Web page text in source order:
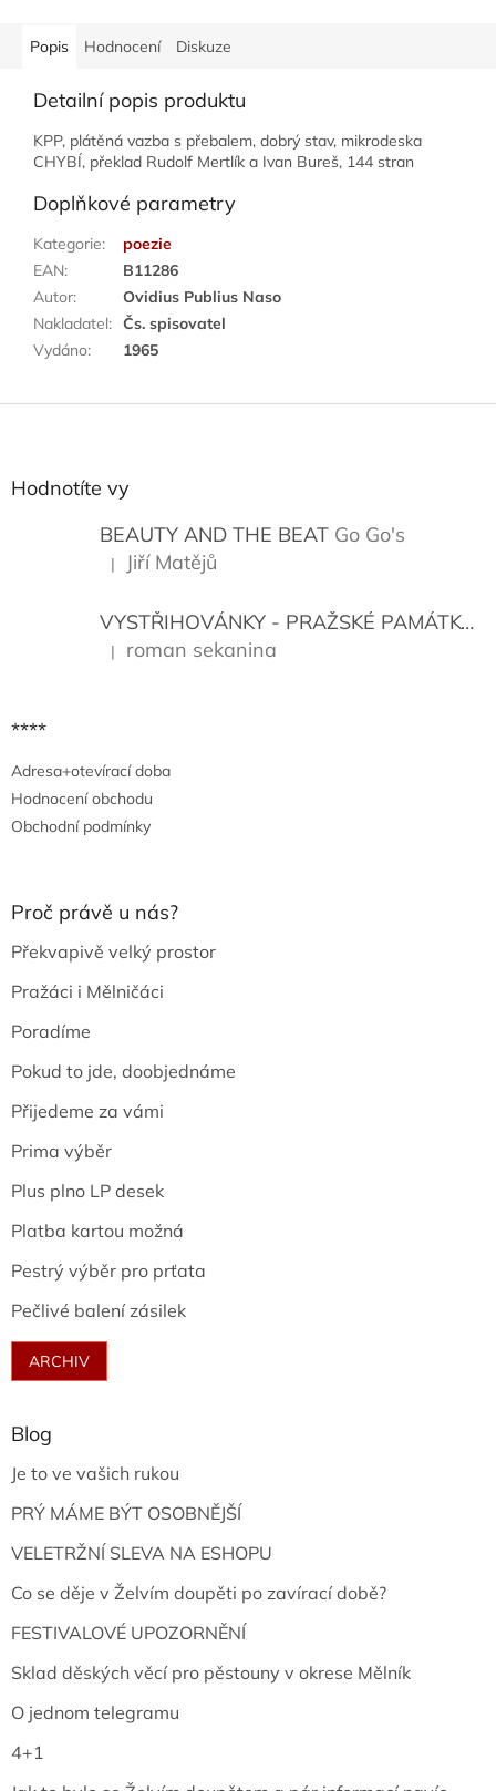
Popis Hodnocení Diskuze
Detailní popis produktu
KPP, plátěná vazba s přebalem, dobrý stav, mikrodeska
CHYBÍ, překlad Rudolf Mertlík a Ivan Bureš, 144 stran
Doplňkové parametry
Kategorie:
poezie
EAN:
B11286
Autor:
Ovidius Publius Naso
Nakladatel: Čs. spisovatel
Vydáno: 1965
Z
Hodnotíte vy
BEAUTY AND THE BEAT Go Go's
Hodnocení produktu je 5 z 5 hvězdiček.
| Jiří Matějů
VYSTŘIHOVÁNKY - PRAŽSKÉ PAMÁTKY
Hodnocení produktu je 5 z 5 hvězdiček.
| roman sekanina
****
Adresa+otevírací doba
Hodnocení obchodu
Obchodní podmínky
Proč právě u nás?
Překvapivě velký prostor
Pražáci i Mělničáci
Poradíme
Pokud to jde, doobjednáme
Přijedeme za vámi
Prima výběr
Plus plno LP desek
Platba kartou možná
Pestrý výběr pro prťata
Pečlivé balení zásilek
ARCHIV
Blog
Je to ve vašich rukou
PRÝ MÁME BÝT OSOBNĚJŠÍ
VELETRŽNÍ SLEVA NA ESHOPU
Co se děje v Želvím doupěti po zavírací době?
FESTIVALOVÉ UPOZORNĚNÍ
Sklad děských věcí pro pěstouny v okrese Mělník
O jednom telegramu
4+1